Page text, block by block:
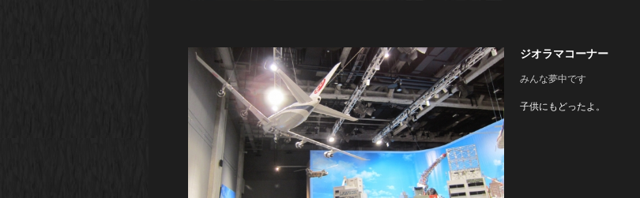
ジオラマコーナー
みんな夢中です
子供にもどったよ。